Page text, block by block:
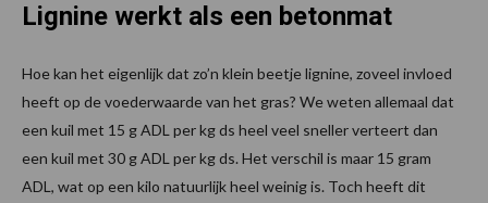
Lignine werkt als een betonmat
Hoe kan het eigenlijk dat zo’n klein beetje lignine, zoveel invloed
heeft op de voederwaarde van het gras? We weten allemaal dat
een kuil met 15 g ADL per kg ds heel veel sneller verteert dan
een kuil met 30 g ADL per kg ds. Het verschil is maar 15 gram
ADL, wat op een kilo natuurlijk heel weinig is. Toch heeft dit